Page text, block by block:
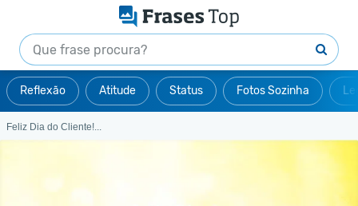
Reflexão Atitude Status Fotos Sozinha
Feliz Dia do Cliente!...